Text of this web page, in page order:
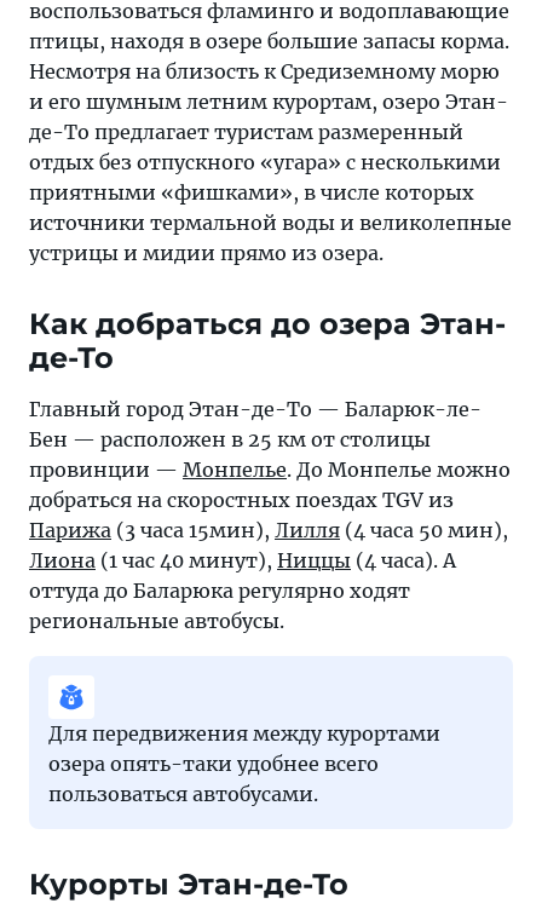
воспользоваться фламинго и водоплавающие
птицы, находя в озере большие запасы корма.
Несмотря на близость к Средиземному морю
и его шумным летним курортам, озеро Этан-
де-То предлагает туристам размеренный
отдых без отпускного «угара» с несколькими
приятными «фишками», в числе которых
источники термальной воды и великолепные
устрицы и мидии прямо из озера.
Как добраться до озера Этан-
де-То
Главный город Этан-де-То — Баларюк-ле-
Бен — расположен в 25 км от столицы
провинции — Монпелье. До Монпелье можно
добраться на скоростных поездах TGV из
Парижа (3 часа 15мин), Лилля (4 часа 50 мин),
Лиона (1 час 40 минут), Ниццы (4 часа). А
оттуда до Баларюка регулярно ходят
региональные автобусы.
Для передвижения между курортами
озера опять-таки удобнее всего
пользоваться автобусами.
Курорты Этан-де-То